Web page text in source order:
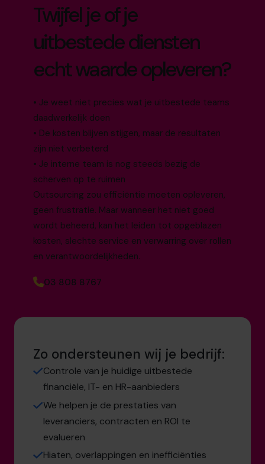
Twijfel je of je
uitbestede diensten
echt waarde opleveren?
• Je weet niet precies wat je uitbestede teams
daadwerkelijk doen
• De kosten blijven stijgen, maar de resultaten
zijn niet verbeterd
• Je interne team is nog steeds bezig de
scherven op te ruimen
Outsourcing zou efficiëntie moeten opleveren,
geen frustratie. Maar wanneer het niet goed
wordt beheerd, kan het leiden tot opgeblazen
kosten, slechte service en verwarring over rollen
en verantwoordelijkheden.
03 808 8767
Zo ondersteunen wij je bedrijf:
Controle van je huidige uitbestede
financiële, IT- en HR-aanbieders
We helpen je de prestaties van
leveranciers, contracten en ROI te
evalueren
Hiaten, overlappingen en inefficiënties